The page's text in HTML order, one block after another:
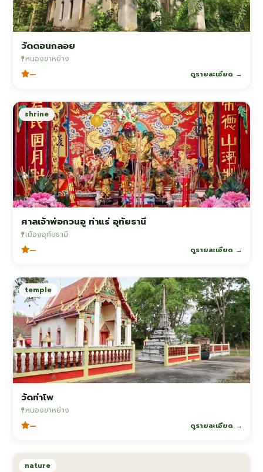
วัดดอนกลอย
หนองขาหย่าง
— ดูรายละเอียด →
shrine
ศาลเจ้าพ่อกวนอู ท่าแร่ อุทัยธานี
เมืองอุทัยธานี
— ดูรายละเอียด →
temple
วัดท่าโพ
หนองขาหย่าง
— ดูรายละเอียด →
nature